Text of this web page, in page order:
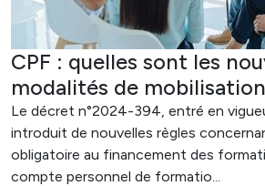
CPF : quelles sont les
modalités de
Le décret n°2024-394, entré en
introduit de nouvelles règles
obligatoire au financement des
compte personnel de formatio...